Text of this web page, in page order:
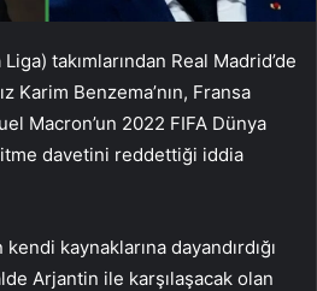
takımlarından Real Madrid’de
Karim Benzema’nın, Fransa
Macron’un 2022 FIFA Dünya
davetini reddettiği iddia
kendi kaynaklarına dayandırdığı
Arjantin ile karşılaşacak olan